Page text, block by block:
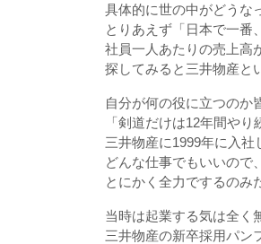
具体的に世の中がどうな
とりあえず「日本で一番
社員一人あたりの売上高
探してみると三井物産と
自分が何の役に立つのか
「剣道だけは12年間や
三井物産に1999年に入社
どんな仕事でもいいので
とにかく全力でするのみ
当時は起業する気は全く
三井物産の新卒採用パン